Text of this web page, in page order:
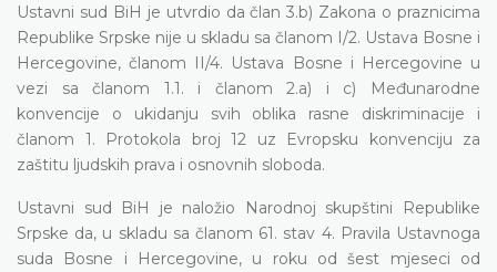
Ustavni sud BiH je utvrdio da član 3.b) Zakona o praznicima
Republike Srpske nije u skladu sa članom I/2. Ustava Bosne i
Hercegovine, članom II/4. Ustava Bosne i Hercegovine u
vezi sa članom 1.1. i članom 2.a) i c) Međunarodne
konvencije o ukidanju svih oblika rasne diskriminacije i
članom 1. Protokola broj 12 uz Evropsku konvenciju za
zaštitu ljudskih prava i osnovnih sloboda.
Ustavni sud BiH je naložio Narodnoj skupštini Republike
Srpske da, u skladu sa članom 61. stav 4. Pravila Ustavnoga
suda Bosne i Hercegovine, u roku od šest mjeseci od